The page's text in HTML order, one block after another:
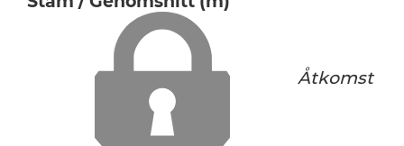
Åtkomst